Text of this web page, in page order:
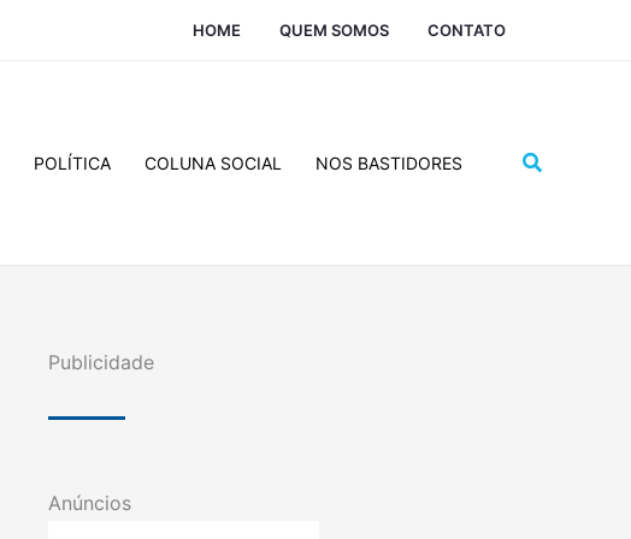
HOME QUEM SOMOS CONTATO
POLÍTICA COLUNA SOCIAL NOS BASTIDORES Pesquisar
Publicidade
Anúncios